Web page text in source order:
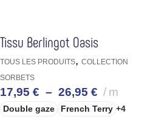
Tissu Berlingot Oasis
TOUS LES PRODUITS, COLLECTION
SORBETS
17,95 € – 26,95 € m
Double gaze French Terry +4